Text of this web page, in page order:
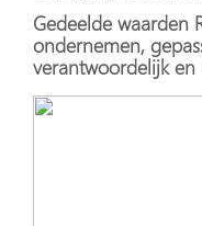
Gedeelde waarden
ondernemen,
verantwoordelijk en